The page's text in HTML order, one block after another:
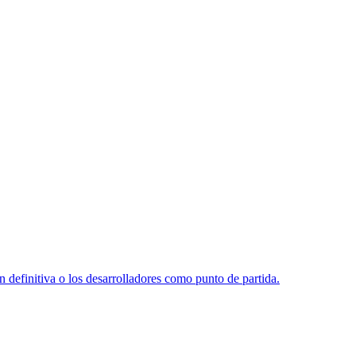
definitiva o los desarrolladores como punto de partida.